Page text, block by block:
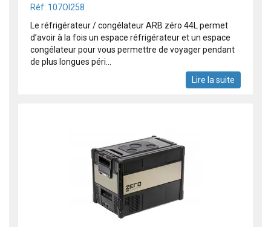
Réf: 107OI258
Le réfrigérateur / congélateur ARB zéro 44L permet
d’avoir à la fois un espace réfrigérateur et un espace
congélateur pour vous permettre de voyager pendant
de plus longues péri...
Lire la suite